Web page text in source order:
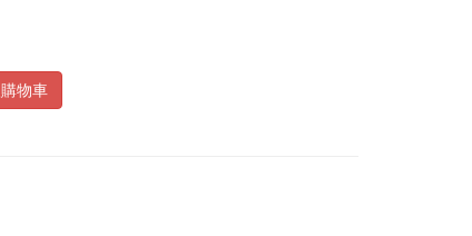
物車